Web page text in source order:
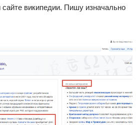
википедии. Пишу изначально